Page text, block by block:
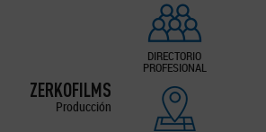
DIRECTORIO
PROFESIONAL
ZERKOFILMS
Producción